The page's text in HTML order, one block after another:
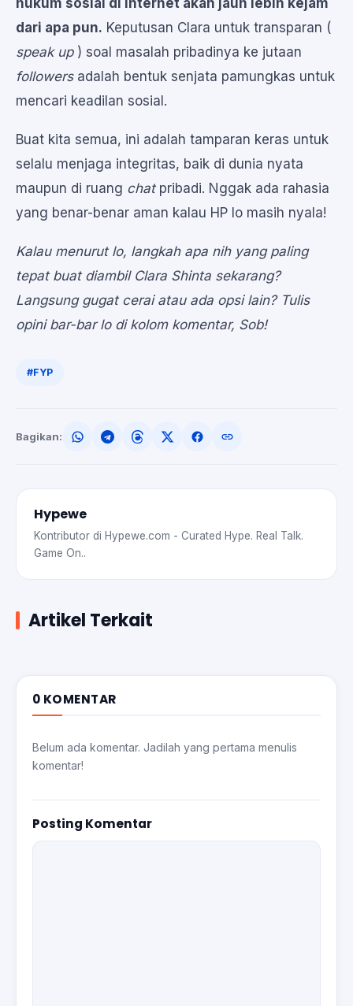
hukum sosial di internet akan jauh lebih kejam
dari apa pun. Keputusan Clara untuk transparan (
speak up) soal masalah pribadinya ke jutaan
followersadalah bentuk senjata pamungkas untuk
mencari keadilan sosial.
Buat kita semua, ini adalah tamparan keras untuk
selalu menjaga integritas, baik di dunia nyata
maupun di ruang chatpribadi. Nggak ada rahasia
yang benar-benar aman kalau HP lo masih nyala!
Kalau menurut lo, langkah apa nih yang paling
tepat buat diambil Clara Shinta sekarang?
Langsung gugat cerai atau ada opsi lain? Tulis
opini bar-bar lo di kolom komentar, Sob!
#FYP
Bagikan:
Hypewe
Kontributor di Hypewe.com - Curated Hype. Real Talk.
Game On..
Artikel Terkait
0 KOMENTAR
Belum ada komentar. Jadilah yang pertama menulis
komentar!
Posting Komentar